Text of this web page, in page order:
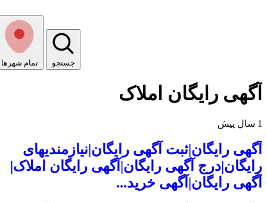
تمام شهر‌ها جستجو
آگهی رایگان املاک
آگهی رایگان|ثبت آگهی رایگان|نیازمندیهای
رایگان|درج آگهی رایگان|آگهی رایگان املاک|
آگهی رایگان|آگهی خرید...